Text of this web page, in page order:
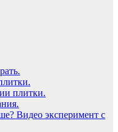
плитки.
Видео эксперимент с